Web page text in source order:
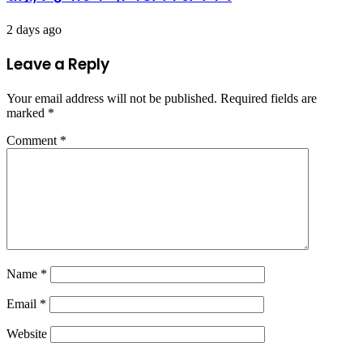
2 days ago
Leave a Reply
Your email address will not be published. Required fields are
marked *
Comment *
Name *
Email *
Website